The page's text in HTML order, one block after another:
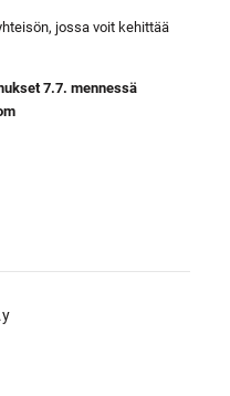
jossa voit kehittää
7.7. mennessä